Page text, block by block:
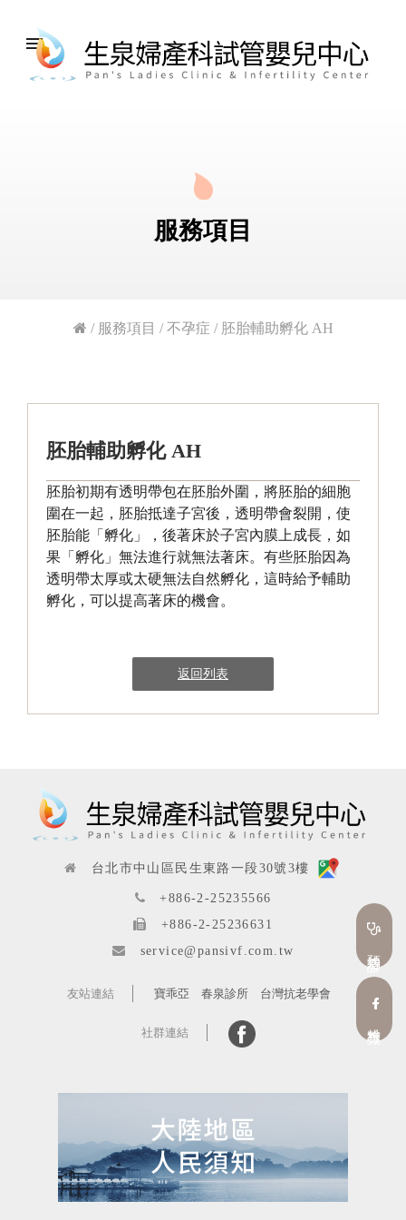
menu
服務項目
/ 服務項目 /不孕症 / 胚胎輔助孵化 AH
胚胎輔助孵化 AH
胚胎初期有透明帶包在胚胎外圍，將胚胎的細胞
圍在一起，胚胎抵達子宮後，透明帶會裂開，使
胚胎能「孵化」，後著床於子宮內膜上成長，如
果「孵化」無法進行就無法著床。有些胚胎因為
透明帶太厚或太硬無法自然孵化，這時給予輔助
孵化，可以提高著床的機會。
返回列表
台北市中山區民生東路一段30號3樓
+886-2-25235566
+886-2-25236631
service@pansivf.com.tw
友站連結 寶乖亞 春泉診所 台灣抗老學會
社群連結